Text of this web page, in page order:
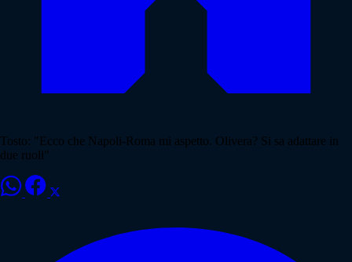
Tosto: "Ecco che Napoli-Roma mi aspetto. Olivera? Si sa adattare in
due ruoli"